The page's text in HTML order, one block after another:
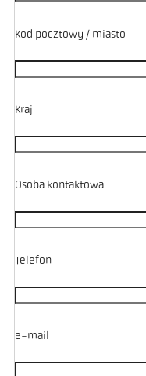
Kod pocztowy / miasto
Kraj
Osoba kontaktowa
Telefon
e-mail